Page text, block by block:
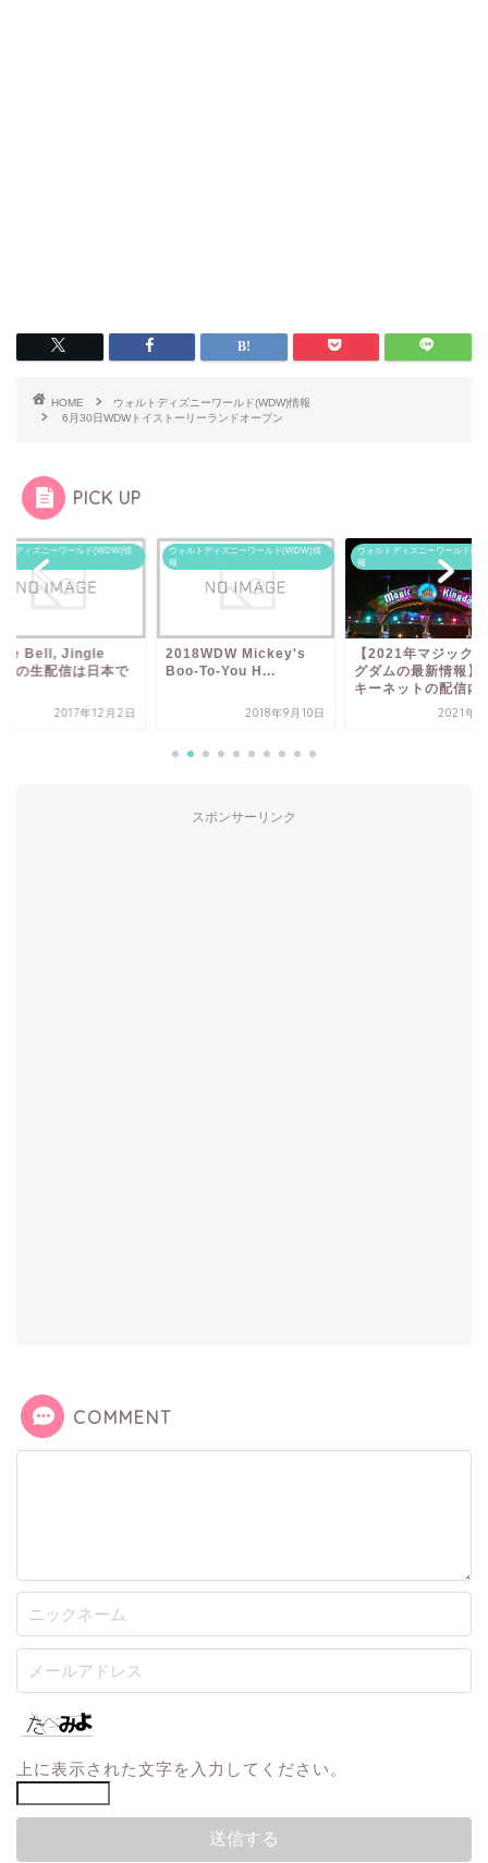
HOME
ウォルトディズニーワールド(WDW)情報
6月30日WDWトイストーリーランドオープン
PICK UP
トディズニーワールド(WDW)情
Bell, Jingle
の生配信は日本で
2017年12月2日
ウォルトディズニーワールド(WDW)情
報
2018WDW Mickey's
Boo-To-You H...
2018年9月10日
ウォルトディズニーワールド
報
【2021年マジック
グダムの最新情報】
キーネットの配信内
2021年5
スポンサーリンク
COMMENT
上に表示された文字を入力してください。